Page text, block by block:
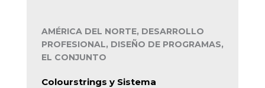
AMÉRICA DEL NORTE, DESARROLLO
PROFESIONAL, DISEÑO DE PROGRAMAS,
EL CONJUNTO
Colourstrings y Sistema